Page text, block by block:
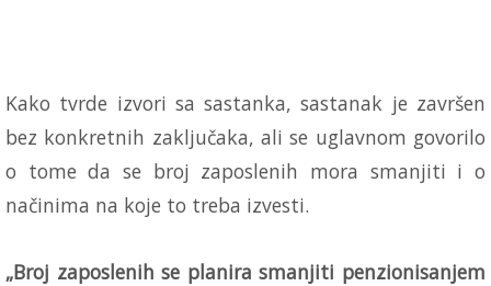
Kako tvrde izvori sa sastanka, sastanak je završen
bez konkretnih zaključaka, ali se uglavnom govorilo
o tome da se broj zaposlenih mora smanjiti i o
načinima na koje to treba izvesti.
„Broj zaposlenih se planira smanjiti penzionisanjem